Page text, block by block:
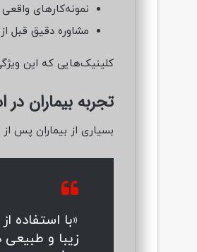
نمونه‌کارهای
مشاوره دقیق قبل
کلینیک‌هایی که این
تجربه بیماران در
بسیاری از بیماران پس
«با استفاده
زیبا و